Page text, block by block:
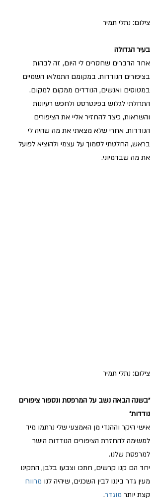
צילום: נתלי תמיר
בעיר הגדולה
אחד הדברים שחסרים לי היום, זה לבהות
בציפורים הנודדות. במקומם התמלאו השמיים
במטוסים ואנשים, הנודדים ממקום למקום.
התחלתי לגלוש בפינטרסט ולחפש רעיונות
והשראות, כיצד להחזיר אליי את הציפורים
הנודדות. אחרי שלא מצאתי את מה שהיה לי
בראש, החלטתי לסמוך על עצמי ולהוציא לפועל
את מה שבדמיוני.
צילום: נתלי תמיר
״בשנה הבאה נשב על המרפסת ונספור ציפורים
נודדות״
אישי היקר וההנדי מן האמצעי שלי נרתמו מיד
למשימה להחזרת הציפורים הנודדות הישר
למרפסת שלנו.
יחד הם קנו קרשים, חתכו וצבעו בלבן, התקינו
מעין גדר ביננו לבין השכנים, שיהיה לנו מרווח
קצת יותר מוגדר.